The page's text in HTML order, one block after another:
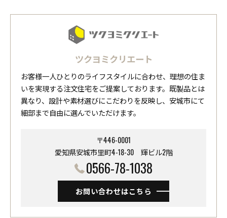
ツクヨミクリエート
お客様一人ひとりのライフスタイルに合わせ、理想の住ま
いを実現する注文住宅をご提案しております。既製品とは
異なり、設計や素材選びにこだわりを反映し、安城市にて
細部まで自由に選んでいただけます。
〒446-0001
愛知県安城市里町4-18-30 ​​​​​​​輝ビル2階
0566-78-1038
お問い合わせはこちら